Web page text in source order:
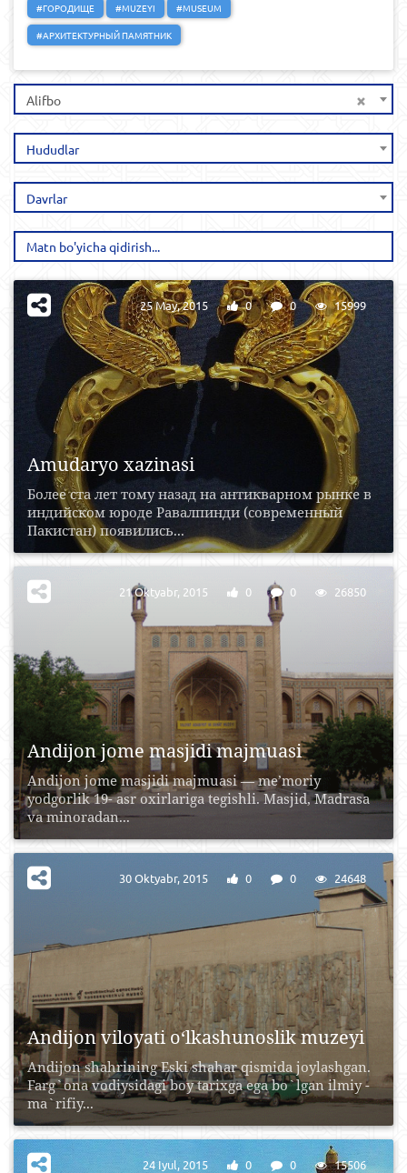
#ГОРОДИЩЕ
#MUZEYI
#MUSEUM
#АРХИТЕКТУРНЫЙ ПАМЯТНИК
×
Alifbo
Hududlar
Davrlar
Amudaryo xazinasi
Более ста лет тому назад на антикварном рынке в
индийском юроде Равалпинди (современный
Пакистан) появились...
25 May, 2015 0 0 15999
Andijon jome masjidi majmuasi
Andijon jome masjidi majmuasi — me’moriy
yodgorlik 19- asr oxirlariga tegishli. Masjid, Madrasa
va minoradan...
21 Oktyabr, 2015 0 0 26850
Andijon viloyati o‘lkashunoslik muzeyi
Andijon shahrining Eski shahar qismida joylashgan.
Farg`ona vodiysidagi boy tarixga ega bo`lgan ilmiy -
ma`rifiy...
30 Oktyabr, 2015 0 0 24648
24 Iyul, 2015 0 0 15506